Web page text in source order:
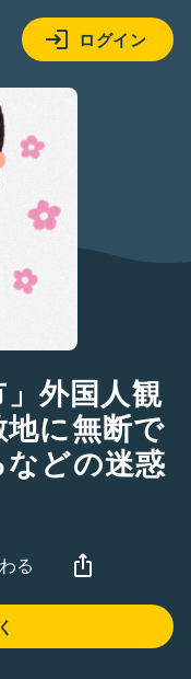
ログイン
」外国人観
に無断で
どの迷惑
る